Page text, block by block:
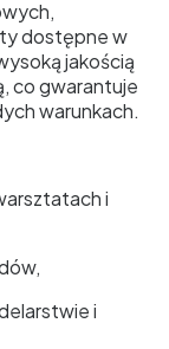
dostępne w
jakością
co gwarantuje
warunkach.
i
i